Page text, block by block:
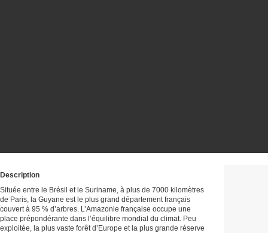
Description
Située entre le Brésil et le Suriname, à plus de 7000 kilomètres
de Paris, la Guyane est le plus grand département français
couvert à 95 % d’arbres. L’Amazonie française occupe une
place prépondérante dans l’équilibre mondial du climat. Peu
exploitée, la plus vaste forêt d’Europe et la plus grande réserve